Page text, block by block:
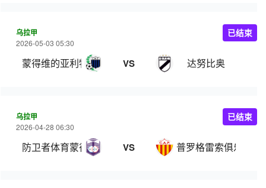
乌拉甲
2026-05-03 05:30
蒙得维的亚利物浦 VS 达努比奥
已结束
乌拉甲
2026-04-28 06:30
防卫者体育蒙得维的亚 VS 普罗格雷索俱乐部
已结束